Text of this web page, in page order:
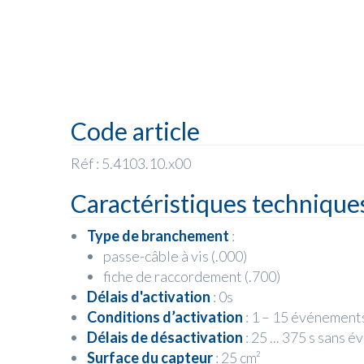
Code article
Réf : 5.4103.10.x00
Caractéristiques
Type de branchement :
passe-câble à vis (.000)
fiche de raccordement (.700)
Délais d'activation : 0s
Conditions d’activation : 1 – 15
Délais de désactivation : 25 ... 375 s sans
Surface du capteur: 25 cm²